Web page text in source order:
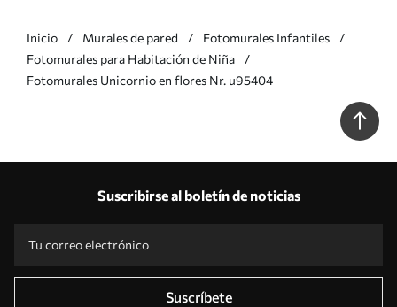
Inicio Murales de pared
Fotomurales Infantiles
Fotomurales para Habitación de Niña
Fotomurales Unicornio en flores Nr. u95404
Suscribirse al boletín de noticias
Suscríbete